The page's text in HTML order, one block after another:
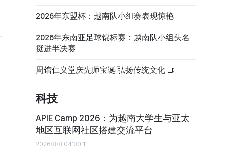
2026年东盟杯：越南队小组赛表现惊艳
2026年东南亚足球锦标赛：越南队小组头名
挺进半决赛
周馆仁义堂庆先师宝诞 弘扬传统文化
科技
APIE Camp 2026：为越南大学生与亚太
地区互联网社区搭建交流平台
2026/8/8 04:00:11